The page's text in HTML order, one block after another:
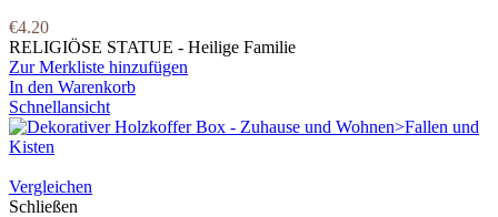
€4.20
RELIGIÖSE STATUE - Heilige Familie
Zur Merkliste hinzufügen
In den Warenkorb
Schnellansicht
Vergleichen
Schließen